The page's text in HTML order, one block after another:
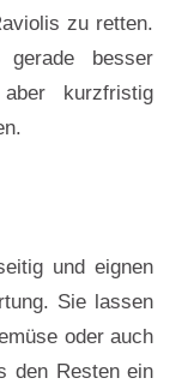
zu retten.
besser
kurzfristig
und eignen
Sie lassen
oder auch
den Resten ein